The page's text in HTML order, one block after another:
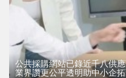
公共採購網站已錄近千八供
業界讚更公平透明助中小企